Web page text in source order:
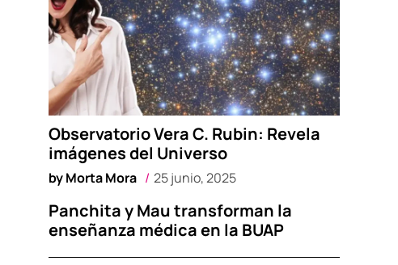
Observatorio Vera C. Rubin: Revela
imágenes del Universo
byMorta Mora 25 junio, 2025
Panchita y Mau transforman la
enseñanza médica en la BUAP